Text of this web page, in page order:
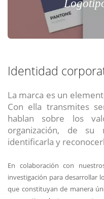
Identidad
La marca es un
Con ella transmites
hablan sobre los
organización, de
identificarla y
En colaboración con
investigación para desarrollar
que constituyan de manera